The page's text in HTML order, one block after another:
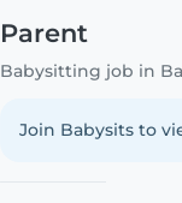
Parent
Babysitting job in
Join Babysits to